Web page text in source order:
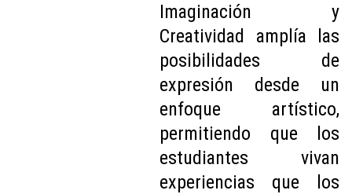
Imaginación y
Creatividad amplía las
posibilidades de
expresión desde un
enfoque artístico,
permitiendo que los
estudiantes vivan
experiencias que los